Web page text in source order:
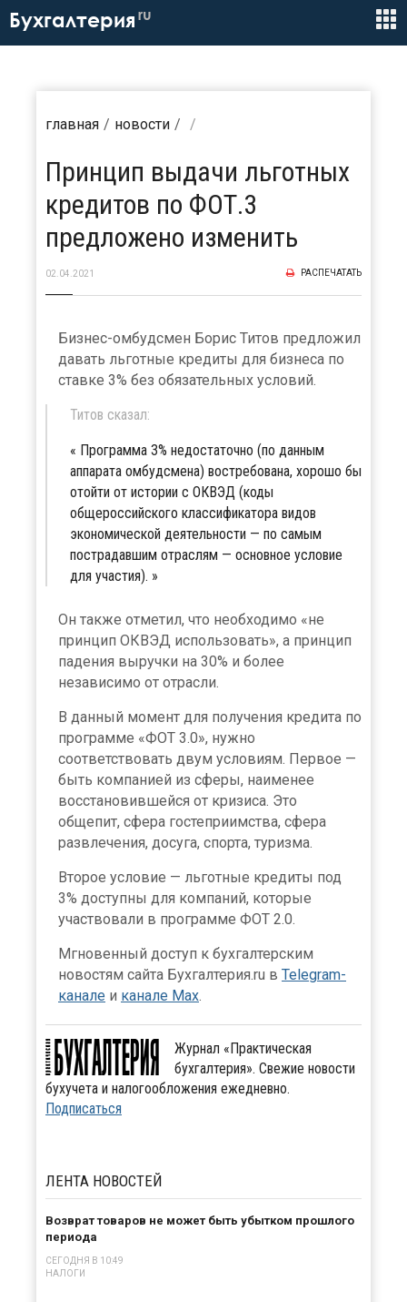
Бухгалтерия ru
главная новости
Принцип выдачи льготных
кредитов по ФОТ.3
предложено изменить
02.04.2021 РАСПЕЧАТАТЬ
Бизнес-омбудсмен Борис Титов предложил
давать льготные кредиты для бизнеса по
ставке 3% без обязательных условий.
Титов сказал:
Программа 3% недостаточно (по данным
аппарата омбудсмена) востребована, хорошо бы
отойти от истории с ОКВЭД (коды
общероссийского классификатора видов
экономической деятельности — по самым
пострадавшим отраслям — основное условие
для участия).
Он также отметил, что необходимо «не
принцип ОКВЭД использовать», а принцип
падения выручки на 30% и более
независимо от отрасли.
В данный момент для получения кредита по
программе «ФОТ 3.0», нужно
соответствовать двум условиям. Первое —
быть компанией из сферы, наименее
восстановившейся от кризиса. Это
общепит, сфера гостеприимства, сфера
развлечения, досуга, спорта, туризма.
Второе условие — льготные кредиты под
3% доступны для компаний, которые
участвовали в программе ФОТ 2.0.
Мгновенный доступ к бухгалтерским
новостям сайта Бухгалтерия.ru в Telegram-
канале и канале Max.
Журнал «Практическая
бухгалтерия». Свежие новости
бухучета и налогообложения ежедневно.
Подписаться
ЛЕНТА НОВОСТЕЙ
Возврат товаров не может быть убытком прошлого
периода
СЕГОДНЯ В 10:49
НАЛОГИ